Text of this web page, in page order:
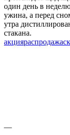
один день в
ужина, а перед
утра
стакана.
акцияраспродажа
—